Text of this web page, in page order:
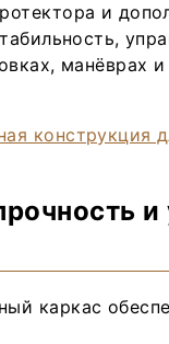
и
манёврах
и
каркас